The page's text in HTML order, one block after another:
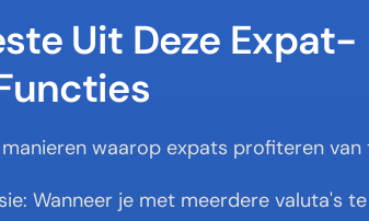
Uit Deze Expat-
manieren waarop expats profiteren
Wanneer je met meerdere valuta's